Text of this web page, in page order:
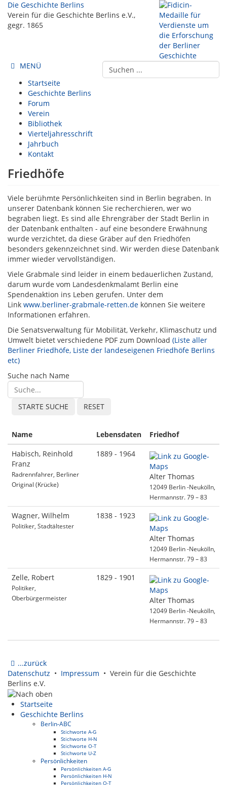
Die Geschichte Berlins
Verein für die Geschichte Berlins e.V.,
gegr. 1865
MENÜ
Startseite
Geschichte Berlins
Forum
Verein
Bibliothek
Vierteljahresschrift
Jahrbuch
Kontakt
Friedhöfe
Viele berühmte Persönlichkeiten sind in Berlin begraben. In
unserer Datenbank können Sie recherchieren, wer wo
begraben liegt. Es sind alle Ehrengräber der Stadt Berlin in
der Datenbank enthalten - auf eine besondere Erwähnung
wurde verzichtet, da diese Gräber auf den Friedhöfen
besonders gekennzeichnet sind. Wir werden diese Datenbank
immer wieder vervollständigen.
Viele Grabmale sind leider in einem bedauerlichen Zustand,
darum wurde vom Landesdenkmalamt Berlin eine
Spendenaktion ins Leben gerufen. Unter dem
Link www.berliner-grabmale-retten.de können Sie weitere
Informationen erfahren.
Die Senatsverwaltung für Mobilität, Verkehr, Klimaschutz und
Umwelt bietet verschiedene PDF zum Download (Liste aller
Berliner Friedhöfe, Liste der landeseigenen Friedhöfe Berlins
etc)
Suche nach Name
Name Lebensdaten
Friedhof
Habisch, Reinhold
Franz
Radrennfahrer, Berliner
Original (Krücke)
1889 - 1964
Alter Thomas
12049 Berlin -Neukölln,
Hermannstr. 79 – 83
Wagner, Wilhelm
Politiker, Stadtältester
1838 - 1923
Alter Thomas
12049 Berlin -Neukölln,
Hermannstr. 79 – 83
Zelle, Robert
Politiker,
Oberbürgermeister
1829 - 1901
Alter Thomas
12049 Berlin -Neukölln,
Hermannstr. 79 – 83
...zurück
Datenschutz • Impressum • Verein für die Geschichte
Berlins e.V.
Startseite
Geschichte Berlins
Berlin-ABC
Stichworte A-G
Stichworte H-N
Stichworte O-T
Stichworte U-Z
Persönlichkeiten
Persönlichkeiten A-G
Persönlichkeiten H-N
Persönlichkeiten O-T